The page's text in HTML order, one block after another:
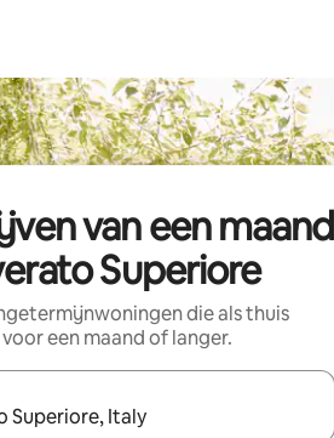
van een maand
Superiore
die als thuis
een maand of langer.
resultaten beschikbaar zijn, maak je